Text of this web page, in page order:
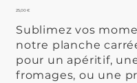
Prix
25,00 €
Sublimez vos
notre planche
pour un apéritif,
fromages, ou une